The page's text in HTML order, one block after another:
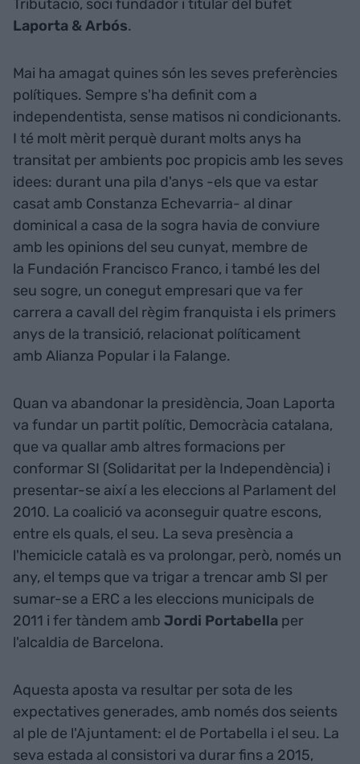
Tributació, soci fundador i titular del bufet
Laporta & Arbós.
Mai ha amagat quines són les seves preferències
polítiques. Sempre s'ha definit com a
independentista, sense matisos ni condicionants.
I té molt mèrit perquè durant molts anys ha
transitat per ambients poc propicis amb les seves
idees: durant una pila d'anys -els que va estar
casat amb Constanza Echevarria- al dinar
dominical a casa de la sogra havia de conviure
amb les opinions del seu cunyat, membre de
la Fundación Francisco Franco, i també les del
seu sogre, un conegut empresari que va fer
carrera a cavall del règim franquista i els primers
anys de la transició, relacionat políticament
amb Alianza Popular i la Falange.
Quan va abandonar la presidència, Joan Laporta
va fundar un partit polític, Democràcia catalana,
que va quallar amb altres formacions per
conformar SI (Solidaritat per la Independència) i
presentar-se així a les eleccions al Parlament del
2010. La coalició va aconseguir quatre escons,
entre els quals, el seu. La seva presència a
l'hemicicle català es va prolongar, però, només un
any, el temps que va trigar a trencar amb SI per
sumar-se a ERC a les eleccions municipals de
2011 i fer tàndem amb Jordi Portabella per
l'alcaldia de Barcelona.
Aquesta aposta va resultar per sota de les
expectatives generades, amb només dos seients
al ple de l'Ajuntament: el de Portabella i el seu. La
seva estada al consistori va durar fins a 2015,